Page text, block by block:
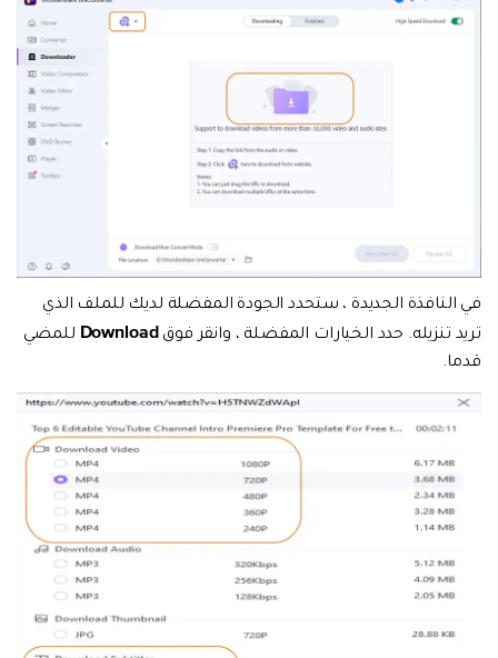
في النافذة الجديدة ، ستحدد الجودة المفضلة لديك للملف الذي
تريد تنزيله. حدد الخيارات المفضلة ، وانقر فوقDownload للمضي
قدما.